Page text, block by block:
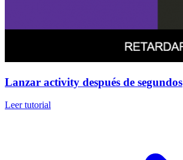
Lanzar activity después de segundos
Leer tutorial